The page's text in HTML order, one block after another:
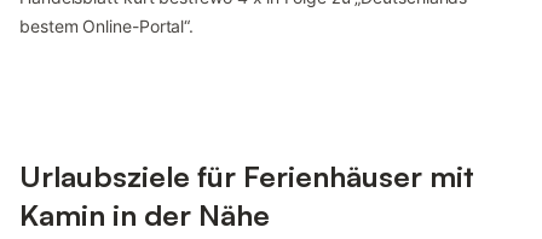
bestem Online-Portal“.
Urlaubsziele für Ferienhäuser mit
Kamin in der Nähe